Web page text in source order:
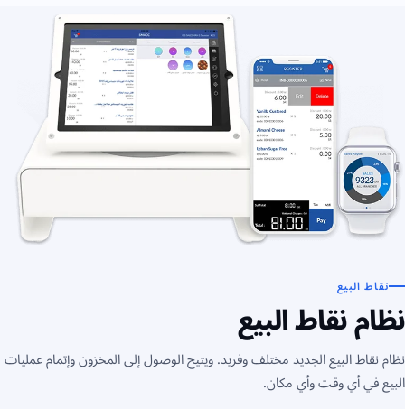
نقاط البيع
نظام نقاط البيع
نظام نقاط البيع الجديد مختلف وفريد. ويتيح الوصول إلى المخزون وإتمام عمليات
البيع في أي وقت وأي مكان.